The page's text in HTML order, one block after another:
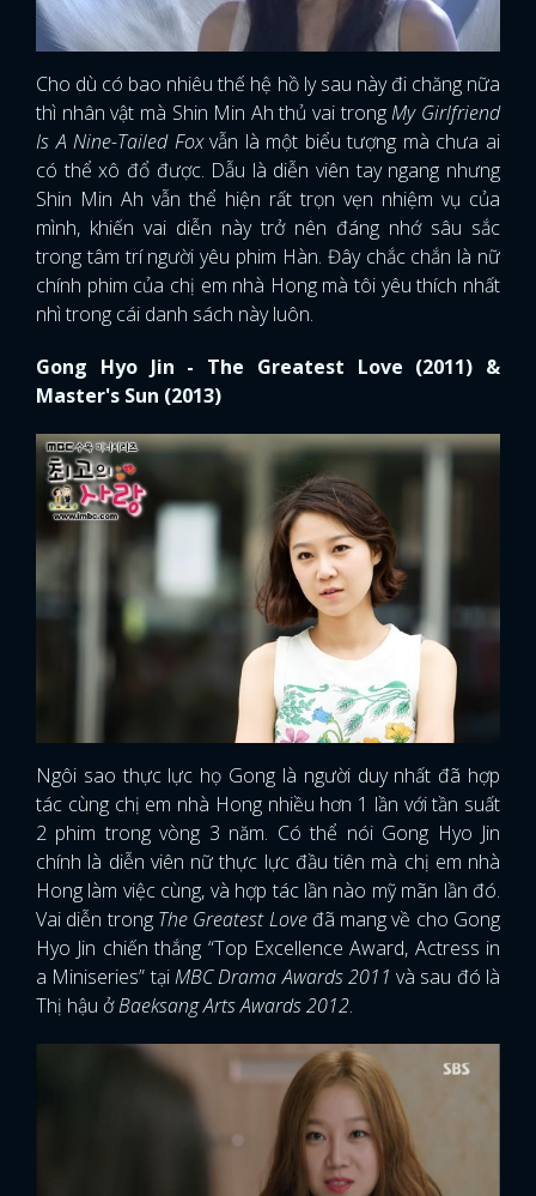
Cho dù có bao nhiêu thế hệ hồ ly sau này đi chăng nữa
thì nhân vật mà Shin Min Ah thủ vai trongMy Girlfriend
Is A Nine-Tailed Foxvẫn là một biểu tượng mà chưa ai
có thể xô đổ được. Dẫu là diễn viên tay ngang nhưng
Shin Min Ah vẫn thể hiện rất trọn vẹn nhiệm vụ của
mình, khiến vai diễn này trở nên đáng nhớ sâu sắc
trong tâm trí người yêu phim Hàn. Đây chắc chắn là nữ
chính phim của chị em nhà Hong mà tôi yêu thích nhất
nhì trong cái danh sách này luôn.
Gong Hyo Jin - The Greatest Love (2011) &
Master's Sun (2013)
Ngôi sao thực lực họ Gong là người duy nhất đã hợp
tác cùng chị em nhà Hong nhiều hơn 1 lần với tần suất
2 phim trong vòng 3 năm. Có thể nói Gong Hyo Jin
chính là diễn viên nữ thực lực đầu tiên mà chị em nhà
Hong làm việc cùng, và hợp tác lần nào mỹ mãn lần đó.
Vai diễn trong The Greatest Loveđã mang về cho Gong
Hyo Jin chiến thắng “Top Excellence Award, Actress in
a Miniseries” tạiMBC Drama Awards 2011 và sau đó là
Thị hậu ởBaeksang Arts Awards 2012.